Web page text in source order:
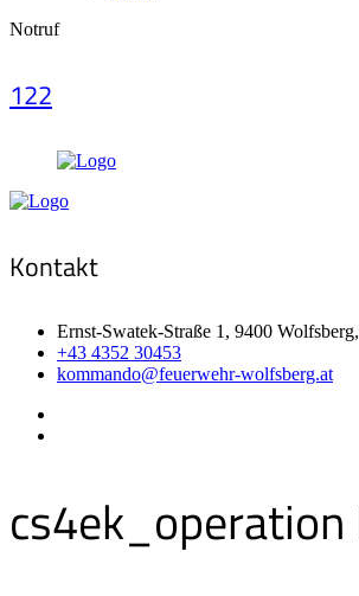
Notruf
122
Kontakt
Ernst-Swatek-Straße 1, 9400
+43 4352 30453
kommando@feuerwehr-wolfsberg.at
cs4ek_operation